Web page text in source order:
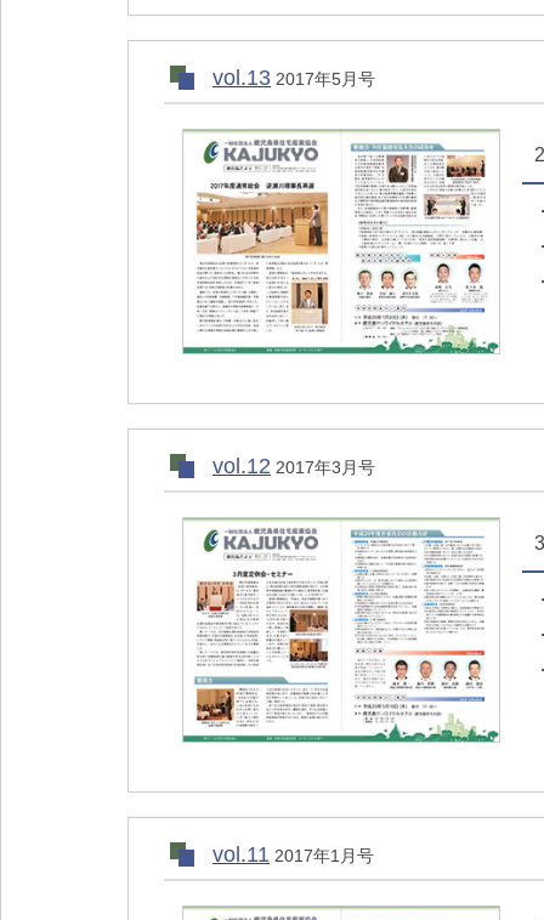
vol.13 2017年5月号
vol.12 2017年3月号
vol.11 2017年1月号